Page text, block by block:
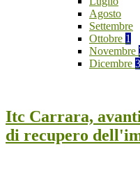
Agosto
Settembre
Ottobre 1
Novembre
Dicembre 3
Itc Carrara,
di recupero